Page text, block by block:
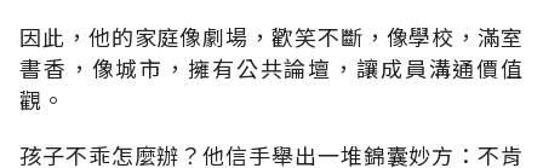
因此，他的家庭像劇場，歡笑不斷，像學校，滿室
書香，像城市，擁有公共論壇，讓成員溝通價值
觀。
孩子不乖怎麼辦？他信手舉出一堆錦囊妙方：不肯